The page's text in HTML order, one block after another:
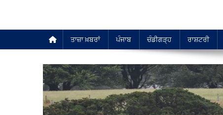
ਤਾਜ਼ਾ ਖ਼ਬਰਾਂ ਪੰਜਾਬ ਚੰਡੀਗੜ੍ਹ ਰਾਸ਼ਟਰੀ